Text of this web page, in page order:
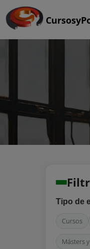
Tipo de
Cursos
Másters